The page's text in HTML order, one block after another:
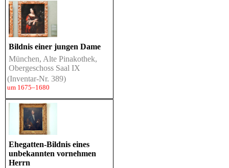
Bildnis einer jungen Dame
München, Alte Pinakothek,
Obergeschoss Saal IX
(Inventar-Nr. 389)
um 1675–1680
Ehegatten-Bildnis eines
unbekannten vornehmen
Herrn